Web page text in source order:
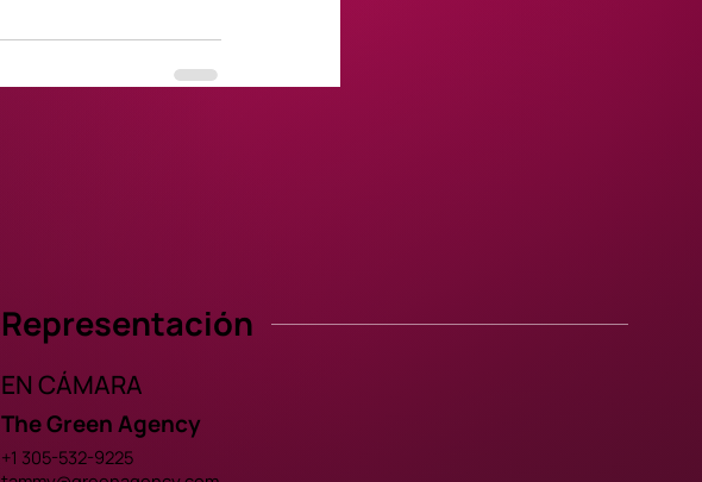
+1 305-532-9225
The Green Agency
EN CÁMARA
Representación